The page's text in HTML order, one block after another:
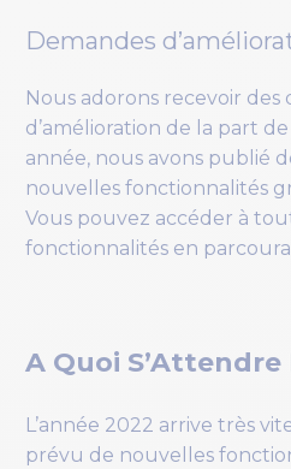
Demandes
Nous adorons recevoir des
d’amélioration de la part
année, nous avons publié
nouvelles fonctionnalités
Vous pouvez accéder à
fonctionnalités en
A Quoi S’Attendre
L’année 2022 arrive très
prévu de nouvelles